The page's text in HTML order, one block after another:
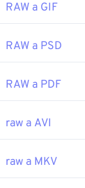
RAW a GIF
RAW a PSD
RAW a PDF
raw a AVI
raw a MKV